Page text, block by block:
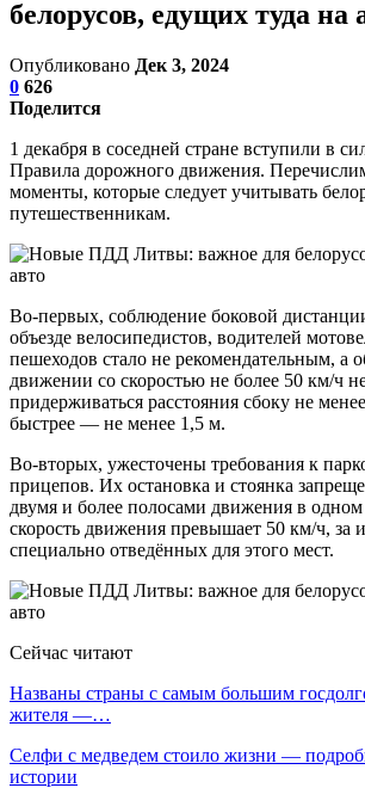
белорусов, едущих туда на
Опубликовано Дек 3, 2024
0 626
Поделится
1 декабря в соседней стране вступили в
Правила дорожного движения.
моменты, которые следует учитывать
путешественникам.
Во-первых, соблюдение боковой
объезде велосипедистов, водителей
пешеходов стало не рекомендательным, а
движении со скоростью не более 50 км/ч
придерживаться расстояния сбоку ​​не
быстрее — не менее 1,5 м.
Во-вторых, ужесточены требования к
прицепов. Их остановка и стоянка
двумя и более полосами движения в
скорость движения превышает 50 км/ч, за
специально отведённых для этого мест.
Сейчас читают
Названы страны с самым большим
жителя —…
Селфи с медведем стоило жизни —
истории